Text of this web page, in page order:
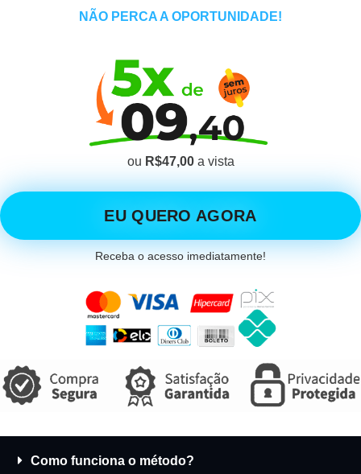
NÃO PERCA A OPORTUNIDADE!
ou R$47,00a vista
EU QUERO AGORA
Receba o acesso imediatamente!
Como funciona o método?